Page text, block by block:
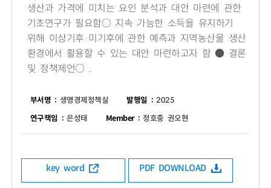
생산과 가격에 미치는 요인 분석과 대안 마련에 관한
기초연구가 필요함○ 지속 가능한 소득을 유지하기
위해 이상기후·미기후에 관한 예측과 지역농산물 생산
환경에서 활용할 수 있는 대안 마련하고자 함 ● 결론
및 정책제언○ ..
부서명 : 생명경제정책실 발행일 : 2025
연구책임 : 은성태 Member : 정호중 권오현
key word PDF DOWNLOAD